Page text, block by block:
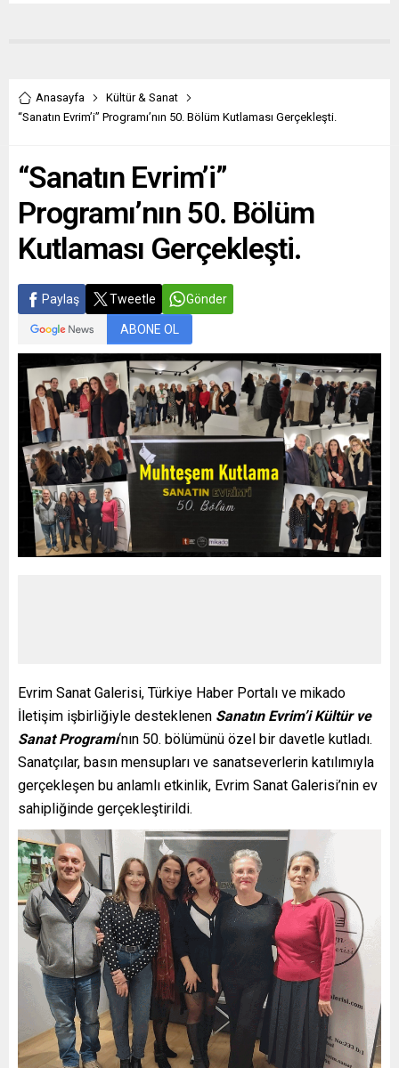
Anasayfa
Kültür & Sanat
“Sanatın Evrim’i” Programı’nın 50. Bölüm Kutlaması Gerçekleşti.
“Sanatın Evrim’i”
Programı’nın 50. Bölüm
Kutlaması Gerçekleşti.
Paylaş Tweetle Gönder
ABONE OL
Evrim Sanat Galerisi, Türkiye Haber Portalı ve mikado
İletişim işbirliğiyle desteklenen Sanatın Evrim’i Kültür ve
Sanat Programı‘nın 50. bölümünü özel bir davetle kutladı.
Sanatçılar, basın mensupları ve sanatseverlerin katılımıyla
gerçekleşen bu anlamlı etkinlik, Evrim Sanat Galerisi’nin ev
sahipliğinde gerçekleştirildi.